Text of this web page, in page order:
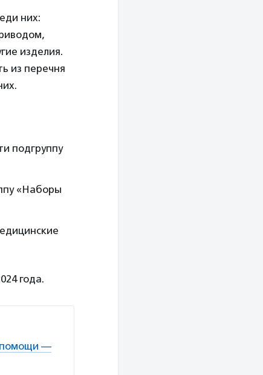
них:
изделия.
из перечня
подгруппу
«Наборы
года.
помощи —